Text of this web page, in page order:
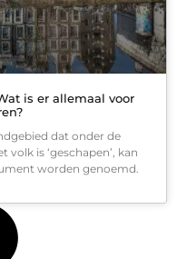
is er allemaal voor
dat onder de
is ‘geschapen’, kan
worden genoemd.